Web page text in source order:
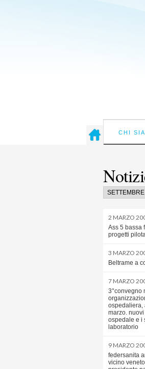
CHI
2 MARZO
Ass 5 bassa
progetti
3 MARZO
Beltrame a
7 MARZO
3°convegno
ospedaliera,
marzo.
ospedale e i
laboratorio
9 MARZO
federsanita
vicino